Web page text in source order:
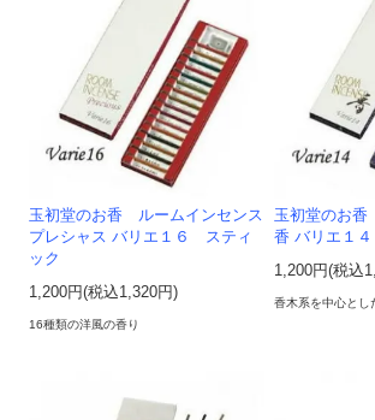
玉初堂のお香 ルームインセンス
プレシャス バリエ１６ スティ
ック
1,200円(税込1,320円)
16種類の洋風の香り
玉初堂のお
香 バリエ１
1,200円(税込
香木系を中心とし